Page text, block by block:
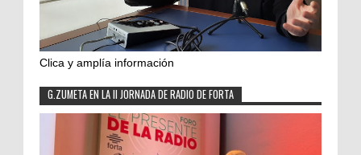
Clica y amplía información
G.ZUMETA EN LA II JORNADA DE RADIO DE FORTA